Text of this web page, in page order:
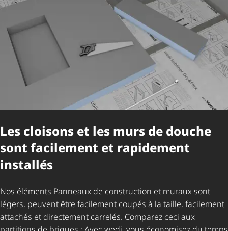
Les cloisons et les murs de douche
sont facilement et rapidement
installés
Nos éléments Panneaux de construction et muraux sont
légers, peuvent être facilement coupés à la taille, facilement
attachés et directement carrelés. Comparez ceci aux